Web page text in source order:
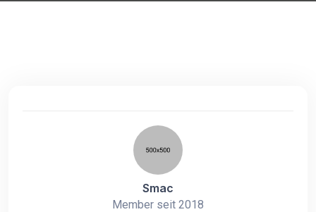
Smac
Member seit 2018